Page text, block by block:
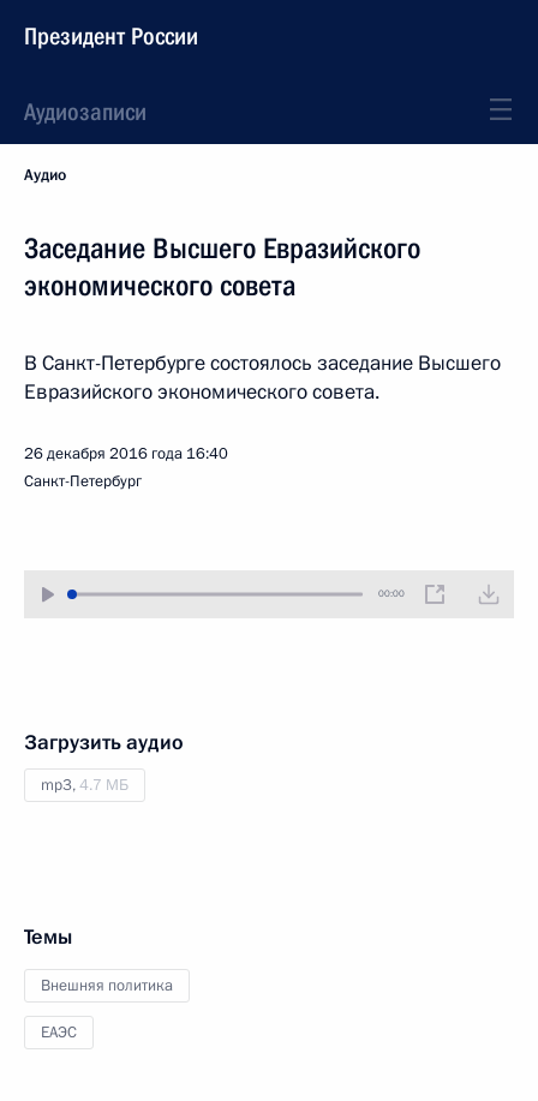
Президент России
Аудиозаписи
Аудио
Заседание Высшего Евразийского
экономического совета
В Санкт-Петербурге состоялось заседание Высшего
Евразийского экономического совета.
26 декабря 2016 года 16:40
Санкт-Петербург
00:00
Загрузить аудио
mp3,4.7 МБ
Темы
Внешняя политика
ЕАЭС